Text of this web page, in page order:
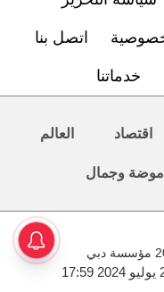
اتصل بنا
خدماتنا
اقتصاد العالم
موضة وجمال